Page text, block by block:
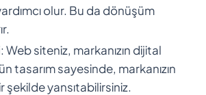
olur. Bu da dönüşüm
: Web siteniz, markanızın dijital
tasarım sayesinde, markanızın
şekilde yansıtabilirsiniz.